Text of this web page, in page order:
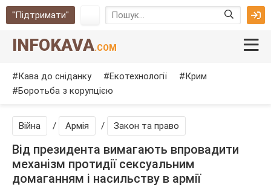
"Підтримати"
INFOKAVA.COM
Кава до сніданку Екотехнології
Крим
Боротьба з корупцією
Війна / Армія / Закон та право
Від президента вимагають впровадити
механізм протидії сексуальним
домаганням і насильству в армії